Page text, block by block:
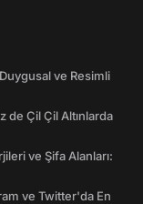
ve Resimli
de Çil Çil Altınlarda
ve Şifa Alanları:
ve Twitter'da En